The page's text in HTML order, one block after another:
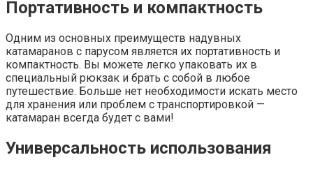
Портативность и компактность
Одним из основных преимуществ надувных
катамаранов с парусом является их портативность и
компактность. Вы можете легко упаковать их в
специальный рюкзак и брать с собой в любое
путешествие. Больше нет необходимости искать место
для хранения или проблем с транспортировкой —
катамаран всегда будет с вами!
Универсальность использования